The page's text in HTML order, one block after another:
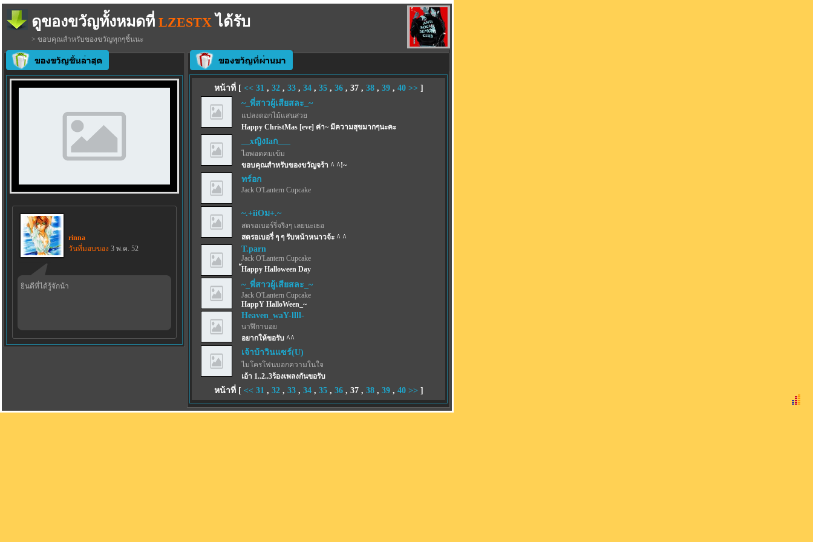
ดูของขวัญทั้งหมดที่ LZESTX ได้รับ
> ขอบคุณสำหรับของขวัญทุกๆชิ้นนะ
rinna
วันที่มอบของ 3 พ.ค. 52
ยินดีที่ได้รู้จักน้า
หน้าที่ [ << 31 , 32, 33, 34, 35, 36, 37, 38, 39, 40 >> ]
~_พี่สาวผู้เสียสละ_~
แปลงดอกไม้แสนสวย
Happy ChristMas [eve] ค่า~ มีความสุขมากๆนะคะ
__xญิงIaก___
ไอพอดคมเข้ม
ขอบคุณสำหรับของขวัญจร้า ^ ^!~
ทร์อก
Jack O'Lantern Cupcake
~.+iiOม+.~
สตรอเบอร์รี่จริงๆ เลยนะเธอ
สตรอเบอรี่ ๆ ๆ รับหน้าหนาวจ้ะ ^ ^
T.parn
Jack O'Lantern Cupcake
้Happy Halloween Day
~_พี่สาวผู้เสียสละ_~
Jack O'Lantern Cupcake
HappY HalloWeen_~
Heaven_waY-llll-
นาฬิกาบอย
อยากให้ขอรับ ^^
เจ้าบ้าวินแซร์(U)
ไมโครโฟนบอกความในใจ
เอ้า 1..2..3ร้องเพลงกันขอรับ
หน้าที่ [ << 31 , 32, 33, 34, 35, 36, 37, 38, 39, 40 >> ]